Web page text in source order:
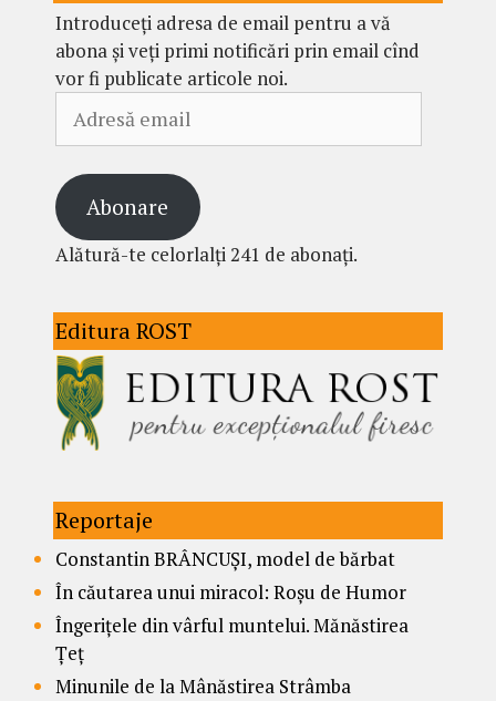
Introduceți adresa de email pentru a vă
abona și veți primi notificări prin email cînd
vor fi publicate articole noi.
email
Abonare
Alătură-te celorlalți 241 de abonați.
Editura ROST
Reportaje
Constantin BRÂNCUȘI, model de bărbat
În căutarea unui miracol: Roșu de Humor
Îngerițele din vârful muntelui. Mănăstirea
Țeț
Minunile de la Mânăstirea Strâmba